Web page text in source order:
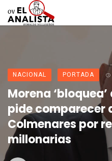
NACIONAL PORTADA
Morena
pide comparecer
Colmenares por
millonarias